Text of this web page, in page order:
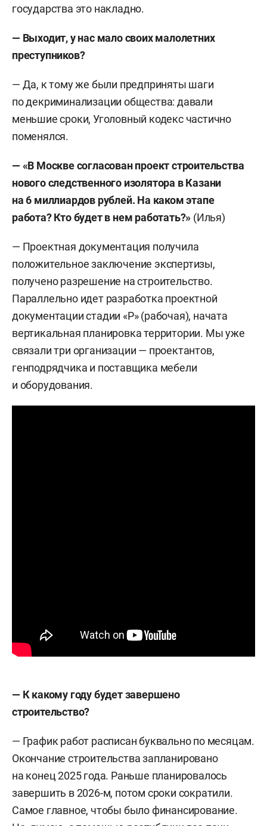
государства это накладно.
— Выходит, у нас мало своих малолетних
преступников?
— Да, к тому же были предприняты шаги
по декриминализации общества: давали
меньшие сроки, Уголовный кодекс частично
поменялся.
— «В Москве согласован проект строительства
нового следственного изолятора в Казани
на 6 миллиардов рублей. На каком этапе
работа? Кто будет в нем работать?» (Илья)
— Проектная документация получила
положительное заключение экспертизы,
получено разрешение на строительство.
Параллельно идет разработка проектной
документации стадии «Р» (рабочая), начата
вертикальная планировка территории. Мы уже
связали три организации — проектантов,
генподрядчика и поставщика мебели
и оборудования.
— К какому году будет завершено
строительство?
— График работ расписан буквально по месяцам.
Окончание строительства запланировано
на конец 2025 года. Раньше планировалось
завершить в 2026-м, потом сроки сократили.
Самое главное, чтобы было финансирование.